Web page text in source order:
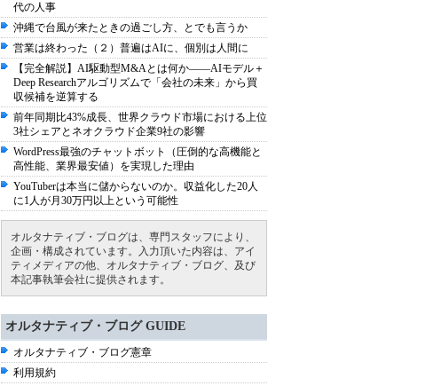
代の人事
沖縄で台風が来たときの過ごし方、とでも言うか
営業は終わった（２）普遍はAIに、個別は人間に
【完全解説】AI駆動型M&Aとは何か――AIモデル＋
Deep Researchアルゴリズムで「会社の未来」から買
収候補を逆算する
前年同期比43%成長、世界クラウド市場における上位
3社シェアとネオクラウド企業9社の影響
WordPress最強のチャットボット（圧倒的な高機能と
高性能、業界最安値）を実現した理由
YouTuberは本当に儲からないのか。収益化した20人
に1人が月30万円以上という可能性
オルタナティブ・ブログは、専門スタッフにより、
企画・構成されています。入力頂いた内容は、アイ
ティメディアの他、オルタナティブ・ブログ、及び
本記事執筆会社に提供されます。
オルタナティブ・ブログ GUIDE
オルタナティブ・ブログ憲章
利用規約